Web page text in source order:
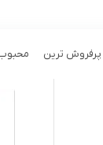
پرفروش ترین